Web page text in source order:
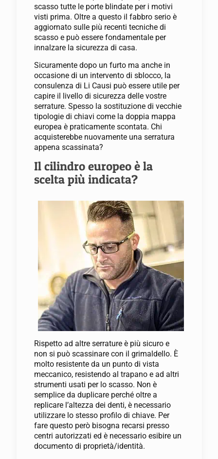
scasso tutte le porte blindate per i motivi
visti prima. Oltre a questo il fabbro serio è
aggiornato sulle più recenti tecniche di
scasso e può essere fondamentale per
innalzare la sicurezza di casa.
Sicuramente dopo un furto ma anche in
occasione di un intervento di sblocco, la
consulenza di Li Causi può essere utile per
capire il livello di sicurezza delle vostre
serrature. Spesso la sostituzione di vecchie
tipologie di chiavi come la doppia mappa
europea è praticamente scontata. Chi
acquisterebbe nuovamente una serratura
appena scassinata?
Il cilindro europeo è la
scelta più indicata?
Rispetto ad altre serrature è più sicuro e
non si può scassinare con il grimaldello. È
molto resistente da un punto di vista
meccanico, resistendo al trapano e ad altri
strumenti usati per lo scasso. Non è
semplice da duplicare perché oltre a
replicare l’altezza dei denti, è necessario
utilizzare lo stesso profilo di chiave. Per
fare questo però bisogna recarsi presso
centri autorizzati ed è necessario esibire un
documento di proprietà/identità.